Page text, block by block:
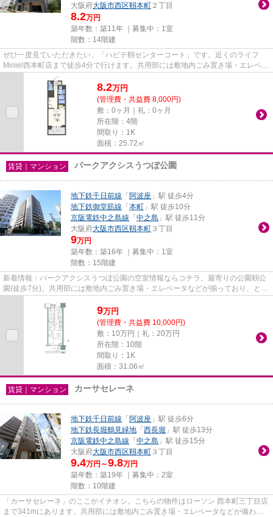
大阪府大阪市西区靱本町 ２丁目
8.2万円
築年数：築11年 ｜募集中： 1室
階数：14階建
ぜひ一度見ていただきたい、「ハビテ靱センターコート」です。近くのライフ
Miniel西本町店まで徒歩4分で行けます。共用部には敷地内ごみ置き場・エレベー
タなどが備わっておりとても...
8.2万円
(管理費・共益費 8,000円)
敷：0ヶ月｜礼：0ヶ月
所在階：4階
間取り：1K
面積：25.72㎡
賃貸｜マンション パークアクシスうつぼ公園
地下鉄千日前線 「 阿波座 」駅 徒歩4分
地下鉄御堂筋線 「 本町 」駅 徒歩10分
京阪電鉄中之島線 「 中之島 」駅 徒歩11分
大阪府大阪市西区靱本町 ３丁目
9万円
築年数：築16年 ｜募集中： 1室
階数：15階建
新着情報：パークアクシスうつぼ公園の空室情報ならコチラ。最寄りの公園靱公
園(徒歩7分)。共用部には敷地内ごみ置き場・エレベータなどが揃っており、とて
9万円
(管理費・共益費 10,000円)
敷：10万円｜礼：20万円
所在階：10階
間取り：1K
面積：31.06㎡
賃貸｜マンション カーサセレーネ
地下鉄千日前線 「 阿波座 」駅 徒歩6分
地下鉄長堀鶴見緑地 「 西長堀 」駅 徒歩13分
京阪電鉄中之島線 「 中之島 」駅 徒歩15分
大阪府大阪市西区靱本町 ３丁目
9.4万円～9.8万円
築年数：築19年 ｜募集中： 2室
階数：10階建
「カーサセレーネ」のここがイチオシ。こちらの物件はローソン 西本町三丁目店
まで341mにあります。共用部には敷地内ごみ置き場・エレベータなどが備わっ